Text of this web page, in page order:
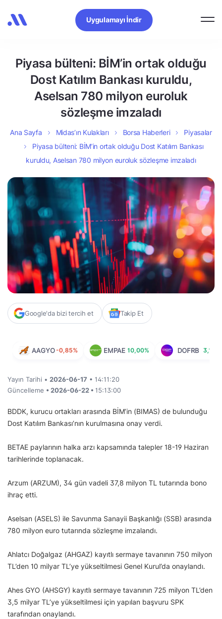
Uygulamayı İndir
Piyasa bülteni: BİM’in ortak olduğu
Dost Katılım Bankası kuruldu,
Aselsan 780 milyon euroluk
sözleşme imzaladı
Ana Sayfa Midas’ın Kulakları Borsa Haberleri
Piyasalar
Piyasa bülteni: BİM’in ortak olduğu Dost Katılım Bankası
kuruldu, Aselsan 780 milyon euroluk sözleşme imzaladı
Google'da bizi tercih et Takip Et
AAGYO-0,85% EMPAE 10,00% DOFRB 3,18%
Yayın Tarihi • 2026-06-17 • 14:11:20
Güncelleme • 2026-06-22 • 15:13:00
BDDK, kurucu ortakları arasında BİM’in (BIMAS) de bulunduğu
Dost Katılım Bankası’nın kurulmasına onay verdi.
BETAE paylarının halka arzı kapsamında talepler 18-19 Haziran
tarihlerinde toplanacak.
Arzum (ARZUM), 34 gün vadeli 37,8 milyon TL tutarında bono
ihraç etti.
Aselsan (ASELS) ile Savunma Sanayii Başkanlığı (SSB) arasında
780 milyon euro tutarında sözleşme imzalandı.
Ahlatcı Doğalgaz (AHGAZ) kayıtlı sermaye tavanının 750 milyon
TL’den 10 milyar TL’ye yükseltilmesi Genel Kurul’da onaylandı.
Ahes GYO (AHSGY) kayıtlı sermaye tavanının 725 milyon TL’den
3,5 milyar TL’ye yükseltilmesi için yapılan başvuru SPK
tarafından onaylandı.